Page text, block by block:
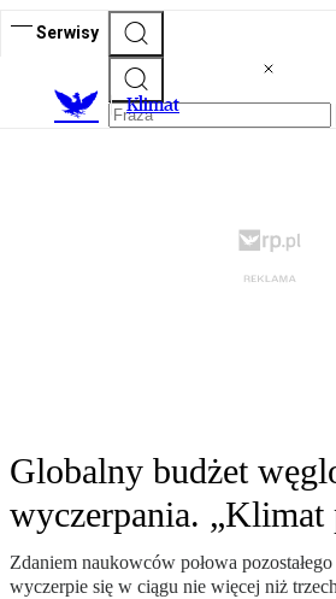
Serwisy
Klimat
Globalny budżet
wyczerpania. „Klimat
Zdaniem naukowców połowa
wyczerpie się w ciągu nie więcej niż